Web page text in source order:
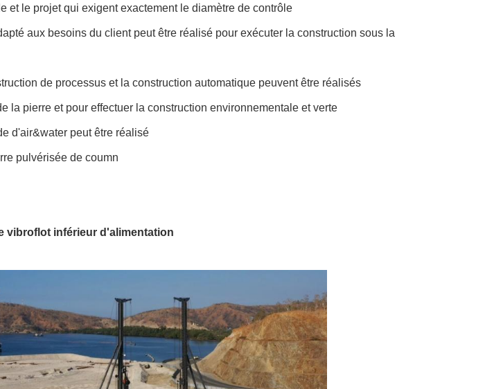
et le projet qui exigent exactement le diamètre de contrôle
aux besoins du client peut être réalisé pour exécuter la construction sous la
de processus et la construction automatique peuvent être réalisés
la pierre et pour effectuer la construction environnementale et verte
d'air&water peut être réalisé
pulvérisée de coumn
vibroflot inférieur d'alimentation